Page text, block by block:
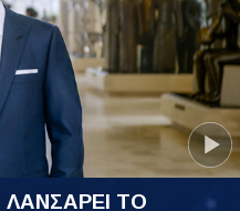
ΛΑΝΣΑΡΕΙ ΤΟ